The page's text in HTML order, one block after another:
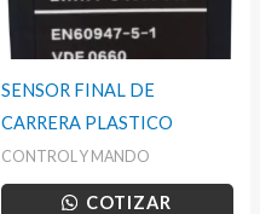
SENSOR FINAL DE
CARRERA PLASTICO
CONTROL Y MANDO
COTIZAR